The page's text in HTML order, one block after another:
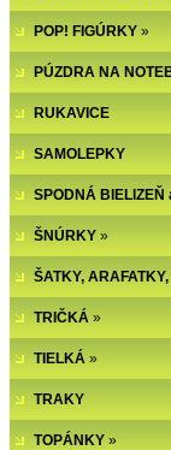
POP! FIGÚRKY »
PÚZDRA NA
RUKAVICE
SAMOLEPKY
SPODNÁ BIELIZEŇ
ŠNÚRKY »
ŠATKY, ARAFATKY,
TRIČKÁ »
TIELKÁ »
TRAKY
TOPÁNKY »